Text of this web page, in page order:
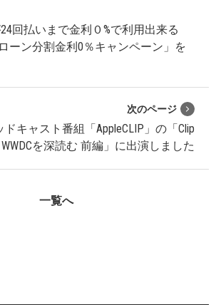
回払いまで金利０%で利用出来る
ーン分割金利0％キャンペーン」を
次のページ
キャスト番組「AppleCLIP」の「Clip
WWDCを深読む 前編」に出演しました
一覧へ